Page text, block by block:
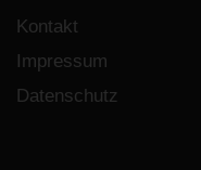
Kontakt
Impressum
Datenschutz